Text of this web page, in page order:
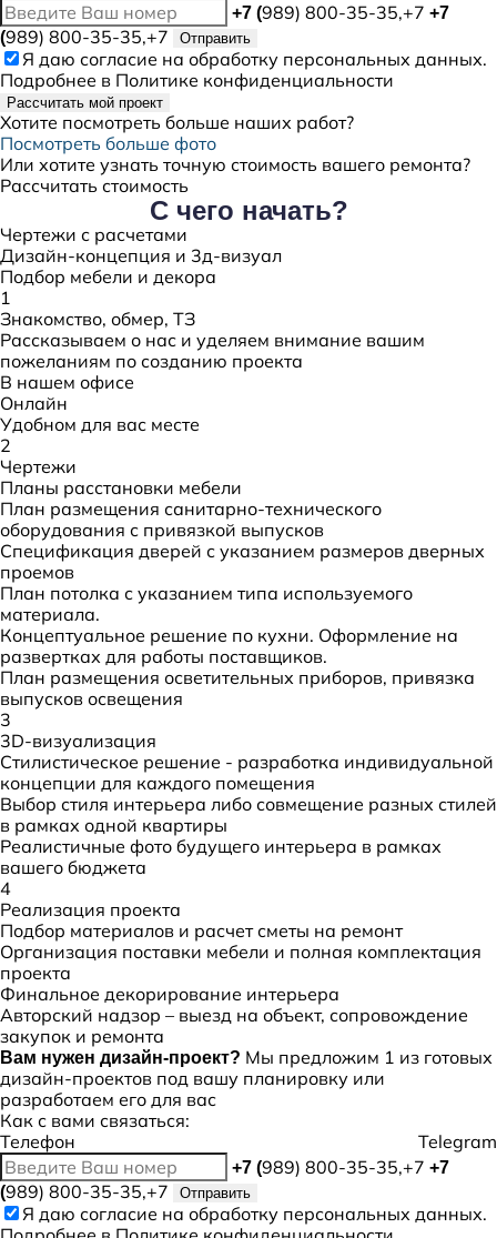
+7 (989) 800-35-35,+7 +7
(989) 800-35-35,+7 Отправить
Я даю согласие на обработку персональных данных.
Подробнее в Политике конфиденциальности
Рассчитать мой проект
Хотите посмотреть больше наших работ?
Посмотреть больше фото
Или хотите узнать точную стоимость вашего ремонта?
Рассчитать стоимость
С чего начать?
Чертежи с расчетами
Дизайн-концепция и 3д-визуал
Подбор мебели и декора
1
Знакомство, обмер, ТЗ
Рассказываем о нас и уделяем внимание вашим
пожеланиям по созданию проекта
В нашем офисе
Онлайн
Удобном для вас месте
2
Чертежи
Планы расстановки мебели
План размещения санитарно-технического
оборудования с привязкой выпусков
Спецификация дверей с указанием размеров дверных
проемов
План потолка с указанием типа используемого
материала.
Концептуальное решение по кухни. Оформление на
развертках для работы поставщиков.
План размещения осветительных приборов, привязка
выпусков освещения
3
3D-визуализация
Стилистическое решение - разработка индивидуальной
концепции для каждого помещения
Выбор стиля интерьера либо совмещение разных стилей
в рамках одной квартиры
Реалистичные фото будущего интерьера в рамках
вашего бюджета
4
Реализация проекта
Подбор материалов и расчет сметы на ремонт
Организация поставки мебели и полная комплектация
проекта
Финальное декорирование интерьера
Авторский надзор – выезд на объект, сопровождение
закупок и ремонта
Вам нужен дизайн-проект? Мы предложим 1 из готовых
дизайн-проектов под вашу планировку или
разработаем его для вас
Как с вами связаться:
Телефон
Telegram
+7 (989) 800-35-35,+7 +7
(989) 800-35-35,+7 Отправить
Я даю согласие на обработку персональных данных.